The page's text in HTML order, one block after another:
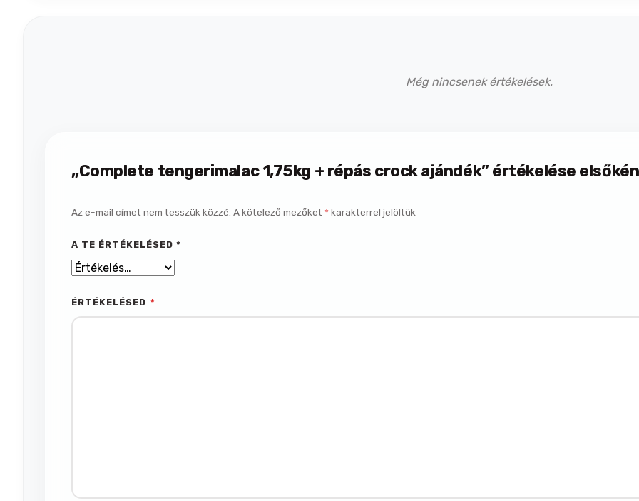
Még nincsenek értékelések.
„Complete tengerimalac 1,75kg + répás crock ajándék” értékelése
Az e-mail címet nem tesszük közzé. A kötelező mezőket *karakterrel jelöltük
A TE ÉRTÉKELÉSED*
ÉRTÉKELÉSED *